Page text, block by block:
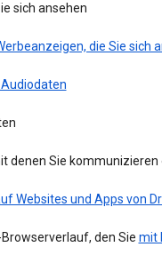
sich ansehen
die Sie sich
denen Sie
Websites und Apps von
den Sie mit